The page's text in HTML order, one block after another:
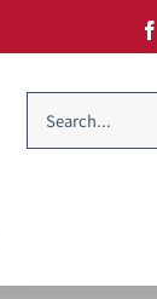
Search
for: